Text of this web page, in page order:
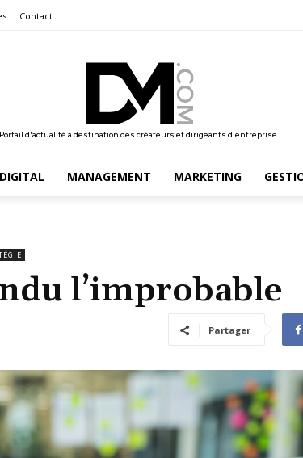
Contact
Portail d'actualité à destination des créateurs et dirigeants d'entreprise !
DIGITAL MANAGEMENT MARKETING
l’improbable
Partager